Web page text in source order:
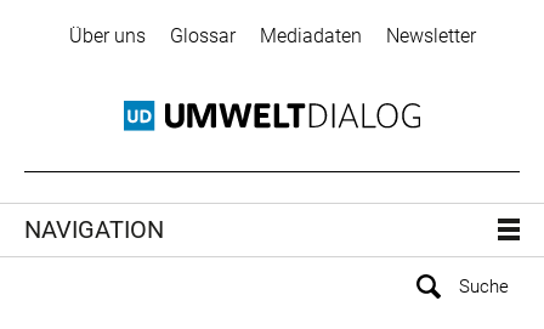
Über uns Glossar Mediadaten Newsletter
NAVIGATION